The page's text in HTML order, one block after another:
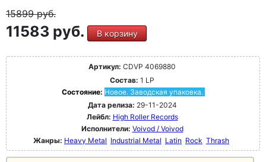
15899руб.
11583 руб. В корзину
Артикул: CDVP 4069880
Состав: 1 LP
Состояние: Новое. Заводская упаковка.
Дата релиза: 29-11-2024
Лейбл: High Roller Records
Исполнители: Voivod / Voivod
Жанры: Heavy Metal Industrial Metal Latin Rock Thrash